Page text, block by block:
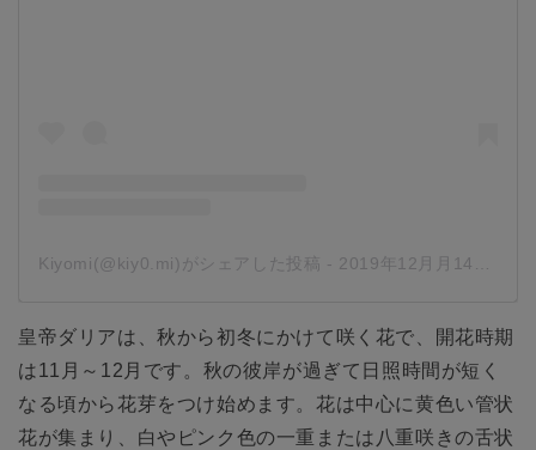
Kiyomi(@kiy0.mi)がシェアした投稿 - 2019年12月月14日午前12時06分PST
皇帝ダリアは、秋から初冬にかけて咲く花で、開花時期
は11月～12月です。秋の彼岸が過ぎて日照時間が短く
なる頃から花芽をつけ始めます。花は中心に黄色い管状
花が集まり、白やピンク色の一重または八重咲きの舌状